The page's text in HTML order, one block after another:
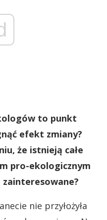
to punkt
efekt zmiany?
że istnieją całe
pro-ekologicznym
nie przyłożyła